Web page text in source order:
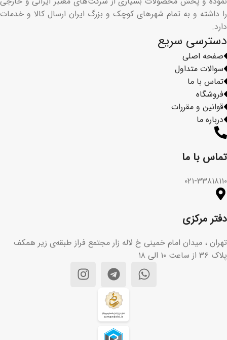
تماس با ما​
۰۲۱-۳۳۸۱۸۱۱۰
دفتر مرکزی
تهران ، میدان امام خمینی خ لاله زار مجتمع فراز طبقه‌ی زیر همکف
پلاک ۳۶ از ساعت ۱۰ الی ۱۸
فروشگاه
قوانین و مقررات
درباره ما
دسترسی سریع
صفحه اصلی
سوالات متداول
تماس با ما
را داشته و به تمام شهرهای کوچک و بزرگ ایران ارسال کالا و خدمات
دارد.
تیم پشتیبانی مشتریان ما آماده
پاسخگویی به سوالات شماست. هر
سوالی دارید از ما بپرسید!